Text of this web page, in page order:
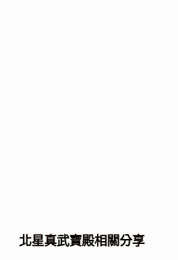
北星真武寶殿相關分享